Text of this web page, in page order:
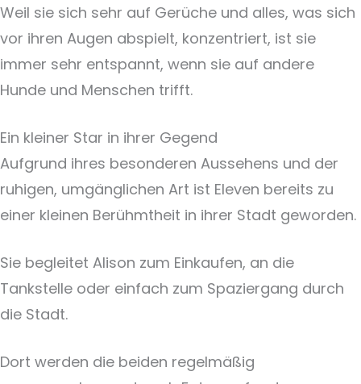
Weil sie sich sehr auf Gerüche und alles, was sich
vor ihren Augen abspielt, konzentriert, ist sie
immer sehr entspannt, wenn sie auf andere
Hunde und Menschen trifft.
Ein kleiner Star in ihrer Gegend
Aufgrund ihres besonderen Aussehens und der
ruhigen, umgänglichen Art ist Eleven bereits zu
einer kleinen Berühmtheit in ihrer Stadt geworden.
Sie begleitet Alison zum Einkaufen, an die
Tankstelle oder einfach zum Spaziergang durch
die Stadt.
Dort werden die beiden regelmäßig